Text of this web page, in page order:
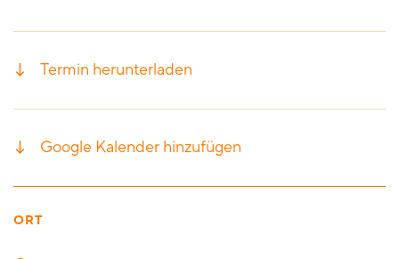
Termin herunterladen
Google Kalender hinzufügen
ORT